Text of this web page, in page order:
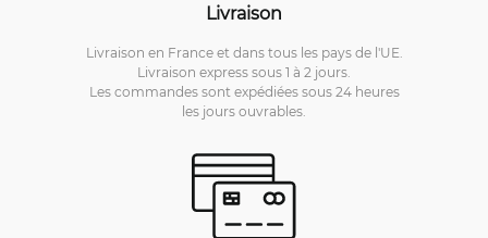
Livraison
Livraison en France et dans tous les pays de l'UE.
Livraison express sous 1 à 2 jours.
Les commandes sont expédiées sous 24 heures
les jours ouvrables.